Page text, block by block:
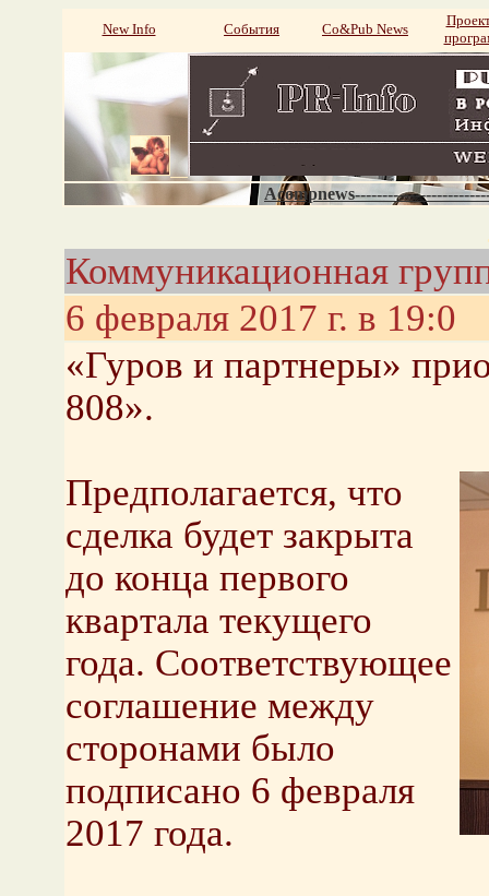
New Info События Со&Pub News
Коммуникационная
6 февраля 2017 г. в 19:0
«Гуров и партнеры»
808».
Предполагается, что
сделка будет закрыта
до конца первого
квартала текущего
года. Соответствующее
соглашение между
сторонами было
подписано 6 февраля
2017 года.